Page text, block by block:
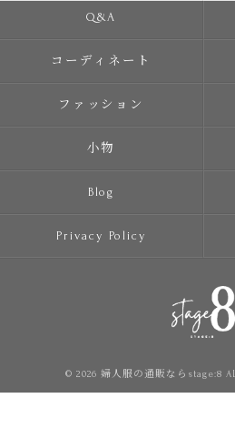
Q&A
コーディネート
ファッション
小物
Blog
Privacy Policy
© 2026 婦人服の通販ならstage:8